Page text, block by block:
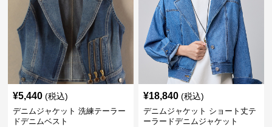
¥5,440 (税込)
デニムジャケット 洗練テーラー
ドデニムベスト
¥18,840 (税込)
デニムジャケット ショート丈テ
ーラードデニムジャケット